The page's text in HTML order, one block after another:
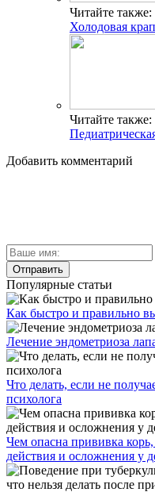
Читайте также:
Холодовая
Читайте также:
Добавить комментарий
Популярные статьи
Как быстро и правильно
Лечение эндометриоза
Что делать, если не
психолога
Чем опасна прививка
действия и осложнения у